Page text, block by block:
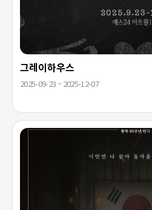
그레이하우스
2025-09-23 ~ 2025-12-07